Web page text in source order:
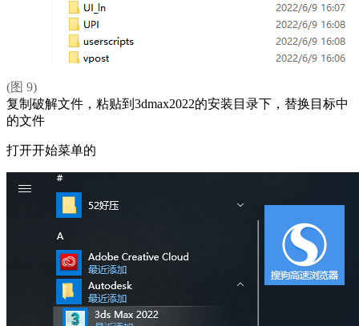
(图 9)
复制破解文件，粘贴到3dmax2022的安装目录下，替换目标中
的文件
打开开始菜单的